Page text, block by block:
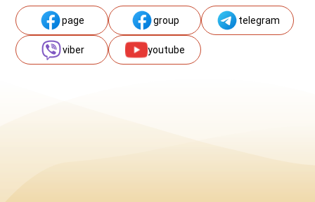
page group telegram
viber youtube